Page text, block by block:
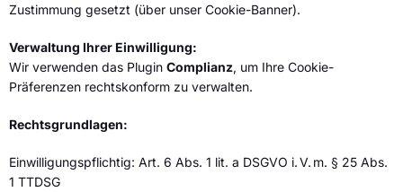
Zustimmung gesetzt (über unser Cookie-Banner).
Verwaltung Ihrer Einwilligung:
Wir verwenden das Plugin Complianz, um Ihre Cookie-
Präferenzen rechtskonform zu verwalten.
Rechtsgrundlagen:
Einwilligungspflichtig: Art. 6 Abs. 1 lit. a DSGVO i. V. m. § 25 Abs.
1 TTDSG